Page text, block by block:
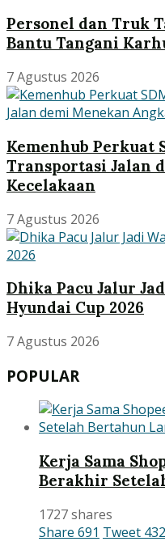
Personel dan Truk
Bantu Tangani
7 Agustus 2026
Kemenhub Perkuat
Transportasi Jalan
Kecelakaan
7 Agustus 2026
Dhika Pacu Jalur
Hyundai Cup 2026
7 Agustus 2026
POPULAR
Kerja Sama
Berakhir
1727 shares
Share 691 Tweet 432